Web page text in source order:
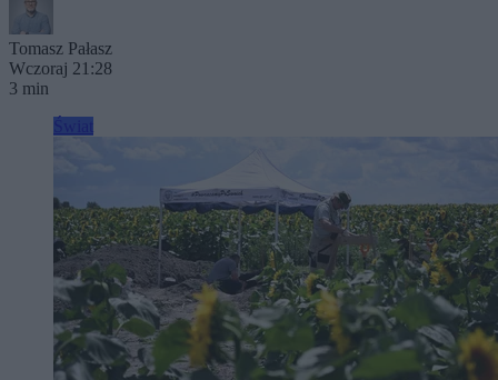
Tomasz Pałasz
Wczoraj 21:28
3 min